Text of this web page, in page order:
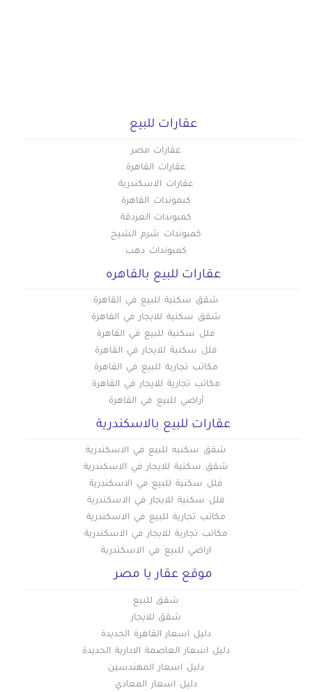
عقارات للبيع
عقارات مصر
عقارات القاهرة
عقارات الاسكندرية
كبموندات القاهرة
كمبوندات الغردقة
كمبوندات شرم الشيخ
كمبوندات دهب
عقارات للبيع بالقاهره
شقق سكنية للبيع في القاهرة
شقق سكنية للايجار في القاهرة
فلل سكنية للبيع في القاهرة
فلل سكنية للايجار في القاهرة
مكاتب تجارية للبيع في القاهرة
مكاتب تجارية للايجار في القاهرة
أراضي للبيع في القاهرة
عقارات للبيع بالاسكندرية
شقق سكنيه للبيع في الاسكندرية
شقق سكنية للايجار في الاسكندرية
فلل سكنية للبيع في الاسكندرية
فلل سكنية للايجار في الاسكندرية
مكاتب تجارية للبيع في الاسكندرية
مكاتب تجارية للايجار في الاسكندرية
اراضي للبيع في الاسكندرية
موقع عقار يا مصر
شقق للبيع
شقق للايجار
دليل اسعار القاهرة الجديدة
دليل اسعار العاصمة الادارية الجديدة
دليل اسعار المهندسين
دليل اسعار المعادي